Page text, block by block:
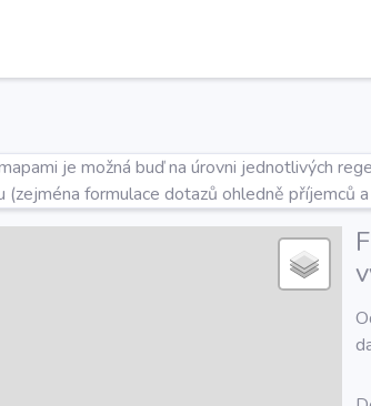
je možná buď na úrovni jednotlivých
(zejména formulace dotazů ohledně příjemců